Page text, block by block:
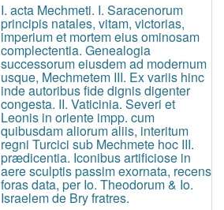
I. acta Mechmeti. I. Saracenorum
principis natales, vitam, victorias,
imperium et mortem eius ominosam
complectentia. Genealogia
successorum eiusdem ad modernum
usque, Mechmetem III. Ex variis hinc
inde autoribus fide dignis digenter
congesta. II. Vaticinia. Severi et
Leonis in oriente impp. cum
quibusdam aliorum aliis, interitum
regni Turcici sub Mechmete hoc III.
prædicentia. Iconibus artificiose in
aere sculptis passim exornata, recens
foras data, per Io. Theodorum & Io.
Israelem de Bry fratres.